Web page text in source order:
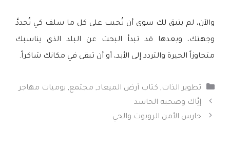
والآن، لم يتبق لك سوى أن تُجيب على كل ما سلف كي تُحددَّ
وجهتك، وبعدها قد تبدأ البحث عن البلد الذي يناسبك
متجاوزاً الحيرة والتردد إلى الأبد، أو أن تبقى في مكانك شاكراً.
التصنيفات
تطوير الذات, كتاب أرض الميعاد, مجتمع, يوميات مهاجر
إيَّاك وصحبة الحاسد
حارس الأمن الروبوت والحي